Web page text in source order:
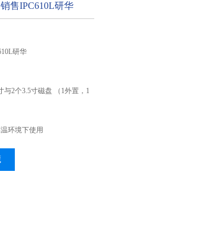
售IPC610L研华
研华
与2个3.5寸磁盘 （1外置，1
环境下使用